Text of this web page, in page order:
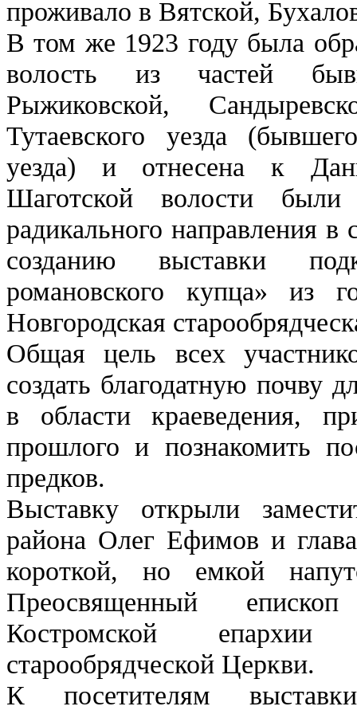
проживало в Вятской,
В том же 1923 году была
волость из частей
Рыжиковской,
Тутаевского уезда
уезда) и отнесена к
Шаготской волости
радикального направления в
созданию выставки
романовского купца» из
Новгородская
Общая цель всех
создать благодатную почву
в области краеведения,
прошлого и познакомить
предков.
Выставку открыли
района Олег Ефимов и
короткой, но емкой
Преосвященный
Костромской епархии
старообрядческой Церкви.
К посетителям